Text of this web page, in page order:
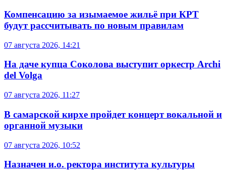
Компенсацию за изымаемое жильё при КРТ
будут рассчитывать по новым правилам
07 августа 2026, 14:21
На даче купца Соколова выступит оркестр Archi
del Volga
07 августа 2026, 11:27
В самарской кирхе пройдет концерт вокальной и
органной музыки
07 августа 2026, 10:52
Назначен и.о. ректора института культуры